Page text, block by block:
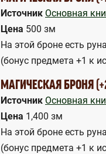
Источник Основная
Цена 500 зм
На этой броне есть
(бонус предмета +1 к
МАГИЧЕСКАЯ БРОНЯ
Источник Основная
Цена 1,400 зм
На этой броне есть
(бонус предмета +1 к